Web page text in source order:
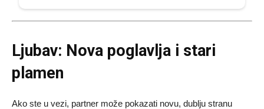
Ljubav: Nova poglavlja i stari
plamen
Ako ste u vezi, partner može pokazati novu, dublju stranu